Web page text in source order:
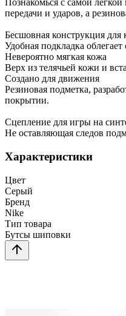
Познакомься с самой
передачи и ударов, а
Бесшовная конструкция для
Удобная подкладка
Невероятно мягкая кожа
Верх из телячьей кожи и
Создано для движения
Резиновая подметка,
покрытии.
Сцепление для игры на
Не оставляющая следов
Характеристики
Цвет
Серый
Бренд
Nike
Тип товара
Бутсы шиповки